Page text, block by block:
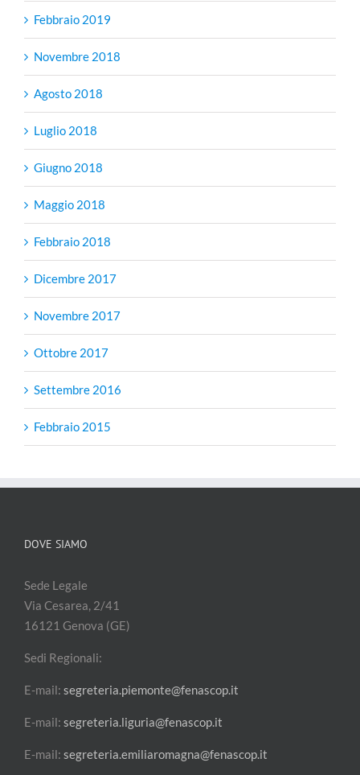
Febbraio 2019
Novembre 2018
Agosto 2018
Luglio 2018
Giugno 2018
Maggio 2018
Febbraio 2018
Dicembre 2017
Novembre 2017
Ottobre 2017
Settembre 2016
Febbraio 2015
DOVE SIAMO
Sede Legale
Via Cesarea, 2/41
16121 Genova (GE)
Sedi Regionali:
E-mail: segreteria.piemonte@fenascop.it
E-mail: segreteria.liguria@fenascop.it
E-mail: segreteria.emiliaromagna@fenascop.it